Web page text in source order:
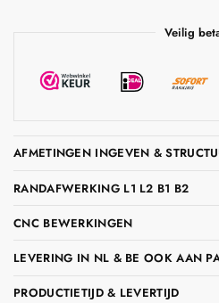
Veilig
AFMETINGEN INGEVEN &
RANDAFWERKING L1 L2 B1 B2
CNC BEWERKINGEN
LEVERING IN NL & BE OOK AAN
PRODUCTIETIJD & LEVERTIJD